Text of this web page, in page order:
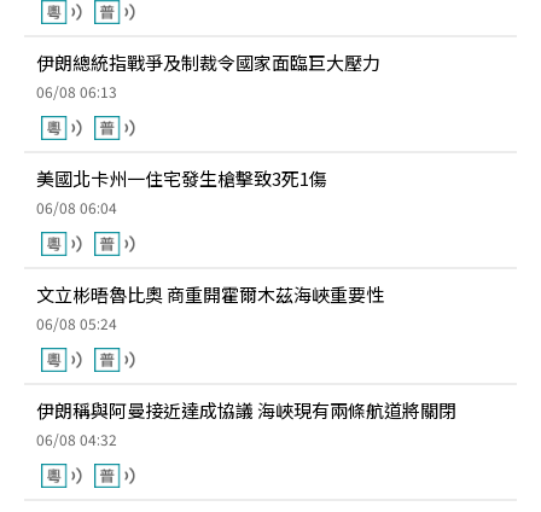
伊朗總統指戰爭及制裁令國家面臨巨大壓力
06/08 06:13
美國北卡州一住宅發生槍擊致3死1傷
06/08 06:04
文立彬晤魯比奧 商重開霍爾木茲海峽重要性
06/08 05:24
伊朗稱與阿曼接近達成協議 海峽現有兩條航道將關閉
06/08 04:32